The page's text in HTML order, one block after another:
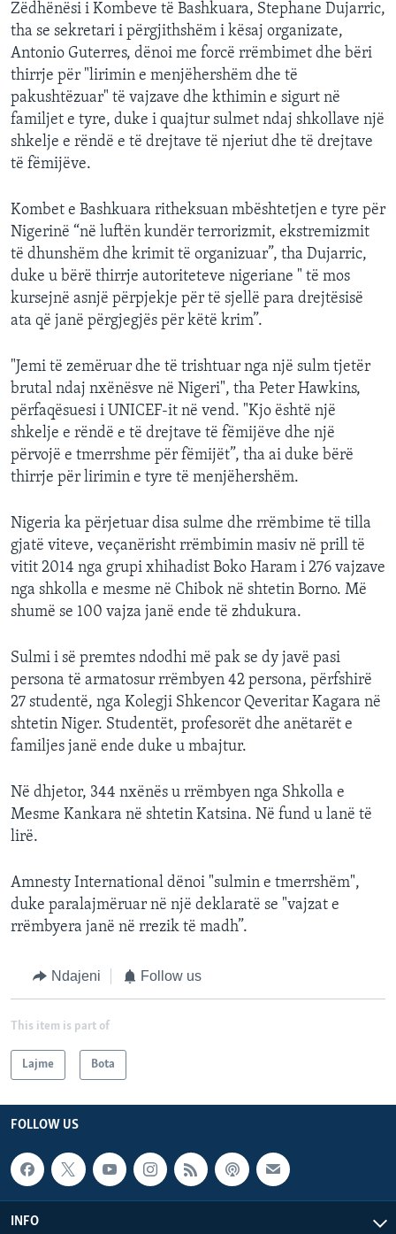
Zëdhënësi i Kombeve të Bashkuara, Stephane Dujarric,
tha se sekretari i përgjithshëm i kësaj organizate,
Antonio Guterres, dënoi me forcë rrëmbimet dhe bëri
thirrje për "lirimin e menjëhershëm dhe të
pakushtëzuar" të vajzave dhe kthimin e sigurt në
familjet e tyre, duke i quajtur sulmet ndaj shkollave një
shkelje e rëndë e të drejtave të njeriut dhe të drejtave
të fëmijëve.
Kombet e Bashkuara ritheksuan mbështetjen e tyre për
Nigerinë “në luftën kundër terrorizmit, ekstremizmit
të dhunshëm dhe krimit të organizuar”, tha Dujarric,
duke u bërë thirrje autoriteteve nigeriane " të mos
kursejnë asnjë përpjekje për të sjellë para drejtësisë
ata që janë përgjegjës për këtë krim”.
"Jemi të zemëruar dhe të trishtuar nga një sulm tjetër
brutal ndaj nxënësve në Nigeri", tha Peter Hawkins,
përfaqësuesi i UNICEF-it në vend. "Kjo është një
shkelje e rëndë e të drejtave të fëmijëve dhe një
përvojë e tmerrshme për fëmijët”, tha ai duke bërë
thirrje për lirimin e tyre të menjëhershëm.
Nigeria ka përjetuar disa sulme dhe rrëmbime të tilla
gjatë viteve, veçanërisht rrëmbimin masiv në prill të
vitit 2014 nga grupi xhihadist Boko Haram i 276 vajzave
nga shkolla e mesme në Chibok në shtetin Borno. Më
shumë se 100 vajza janë ende të zhdukura.
Sulmi i së premtes ndodhi më pak se dy javë pasi
persona të armatosur rrëmbyen 42 persona, përfshirë
27 studentë, nga Kolegji Shkencor Qeveritar Kagara në
shtetin Niger. Studentët, profesorët dhe anëtarët e
familjes janë ende duke u mbajtur.
Në dhjetor, 344 nxënës u rrëmbyen nga Shkolla e
Mesme Kankara në shtetin Katsina. Në fund u lanë të
lirë.
Amnesty International dënoi "sulmin e tmerrshëm",
duke paralajmëruar në një deklaratë se "vajzat e
rrëmbyera janë në rrezik të madh”.
Ndajeni Follow us
This item is part of
Lajme Bota
FOLLOW US
INFO